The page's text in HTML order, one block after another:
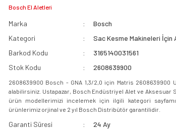
Bosch El Aletleri
Marka
Bosch
Kategori
Sac Kesme Makineleri İçin
Barkod Kodu
3165140031561
Stok Kodu
2608639900
2608639900 Bosch - GNA 1,3/2,0 için Matris 2608639900
alabilirsiniz. Ustapazar, Bosch Endüstriyel Alet ve Aksesuar
ürün modellerimizi incelemek için ilgili kategori
ürünlerimiz orjinal ve 2 yıl Bosch Distribütör garantilidir.
Garanti Süresi
24 Ay